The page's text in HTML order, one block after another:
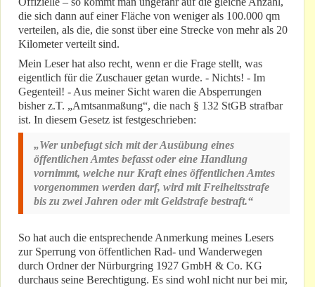
die sich dann auf einer Fläche von weniger als 100.000 qm
verteilen, als die, die sonst über eine Strecke von mehr als 20
Kilometer verteilt sind.
Mein Leser hat also recht, wenn er die Frage stellt, was
eigentlich für die Zuschauer getan wurde. - Nichts! - Im
Gegenteil! - Aus meiner Sicht waren die Absperrungen
bisher z.T. „Amtsanmaßung“, die nach § 132 StGB strafbar
ist. In diesem Gesetz ist festgeschrieben:
„Wer unbefugt sich mit der Ausübung eines
öffentlichen Amtes befasst oder eine Handlung
vornimmt, welche nur Kraft eines öffentlichen Amtes
vorgenommen werden darf, wird mit Freiheitsstrafe
bis zu zwei Jahren oder mit Geldstrafe bestraft.“
So hat auch die entsprechende Anmerkung meines Lesers
zur Sperrung von öffentlichen Rad- und Wanderwegen
durch Ordner der Nürburgring 1927 GmbH & Co. KG
durchaus seine Berechtigung. Es sind wohl nicht nur bei mir,